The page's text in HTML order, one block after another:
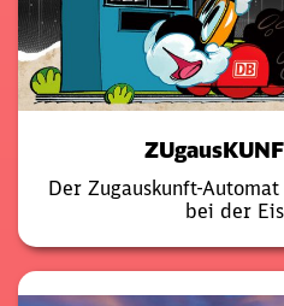
Der Zugauskunft-
bei der